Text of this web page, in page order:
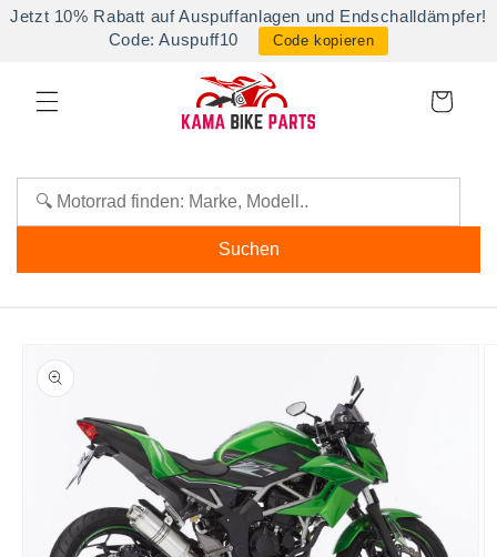
Jetzt 10% Rabatt auf Auspuffanlagen und Endschalldämpfer!
Code: Auspuff10
Code kopieren
Direkt
zum
Warenkorb
Suchen